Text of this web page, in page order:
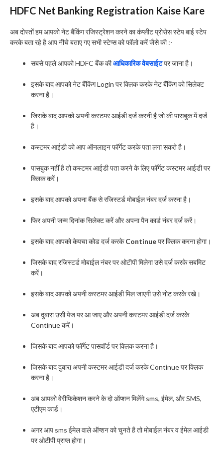
HDFC Net Banking Registration Kaise Kare
अब दोस्तों हम आपको नेट बैंकिंग रजिस्ट्रेशन करने का कंप्लीट प्रोसेस स्टेप बाई स्टेप
करके बता रहे है आप नीचे बताए गए सभी स्टेप्स को फॉलो करें जैसे की :-
सबसे पहले आपको HDFC बैंक कीआधिकारिक वेबसाईटपर जाना है।
इसके बाद आपको नेट बैंकिंग Login पर क्लिक करके नेट बैंकिंग को सिलेक्ट
करना है।
जिसके बाद आपको अपनी कस्टमर आईडी दर्ज करनी है जो की पासबुक में दर्ज
है।
कस्टमर आईडी को आप ऑनलाइन फॉर्गेट करके पता लगा सकते है।
पासबुक नहीं है तो कस्टमर आईडी पता करने के लिए फॉर्गेट कस्टमर आईडी पर
क्लिक करें।
इसके बाद आपको अपना बैंक से रजिस्टर्ड मोबाईल नंबर दर्ज करना है।
फिर अपनी जन्म दिनांक सिलेक्ट करें और अपना पैन कार्ड नंबर दर्ज करें।
इसके बाद आपको केपचा कोड दर्ज करकेContinueपर क्लिक करना होगा।
जिसके बाद रजिस्टर्ड मोबाईल नंबर पर ओटीपी मिलेगा उसे दर्ज करके सबमिट
करें।
इसके बाद आपको अपनी कस्टमर आईडी मिल जाएगी उसे नोट करके रखे।
अब दुबारा उसी पेज पर आ जाए और अपनी कस्टमर आईडी दर्ज करके
Continue करें।
जिसके बाद आपको फॉर्गेट पासवॉर्ड पर क्लिक करना है।
जिसके बाद दुबारा अपनी कस्टमर आईडी दर्ज करके Continue पर क्लिक
करना है।
अब आपको वेरीफिकेशन करने के दो ऑप्शन मिलेंगे sms, ईमेल, और SMS,
एटीएम कार्ड।
अगर आप sms ईमेल वाले ऑप्शन को चुनते है तो मोबाईल नंबर व ईमेल आईडी
पर ओटीपी प्राप्त होगा।